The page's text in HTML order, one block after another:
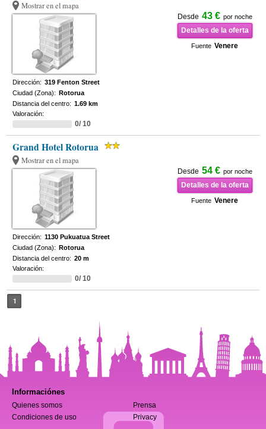
Mostrar en el mapa
Desde 43 € por noche
Detalles de la oferta
Fuente Venere
Dirección: 319 Fenton Street
Ciudad (Zona): Rotorua
Distancia del centro: 1.69 km
Valoración:
0/ 10
Grand Hotel Rotorua
Mostrar en el mapa
Desde 54 € por noche
Detalles de la oferta
Fuente Venere
Dirección: 1130 Pukuatua Street
Ciudad (Zona): Rotorua
Distancia del centro: 20 m
Valoración:
0/ 10
1
Informaciónes
Quienes somos
Prensa
Condiciones de uso
Privacy